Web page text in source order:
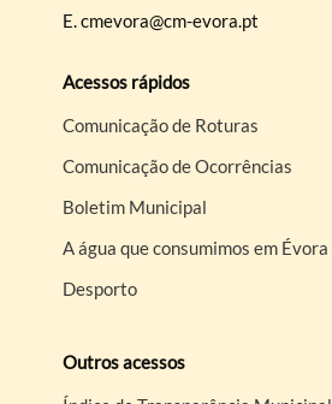
E.cmevora@cm-evora.pt
Acessos rápidos
Comunicação de Roturas
Comunicação de Ocorrências
Boletim Municipal
A água que consumimos em Évora
Desporto
Outros acessos